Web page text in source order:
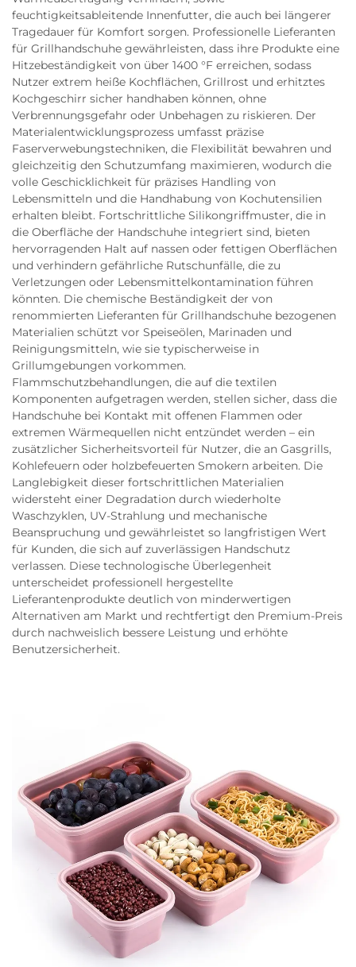
feuchtigkeitsableitende Innenfutter, die auch bei längerer
Tragedauer für Komfort sorgen. Professionelle Lieferanten
für Grillhandschuhe gewährleisten, dass ihre Produkte eine
Hitzebeständigkeit von über 1400 °F erreichen, sodass
Nutzer extrem heiße Kochflächen, Grillrost und erhitztes
Kochgeschirr sicher handhaben können, ohne
Verbrennungsgefahr oder Unbehagen zu riskieren. Der
Materialentwicklungsprozess umfasst präzise
Faserverwebungstechniken, die Flexibilität bewahren und
gleichzeitig den Schutzumfang maximieren, wodurch die
volle Geschicklichkeit für präzises Handling von
Lebensmitteln und die Handhabung von Kochutensilien
erhalten bleibt. Fortschrittliche Silikongriffmuster, die in
die Oberfläche der Handschuhe integriert sind, bieten
hervorragenden Halt auf nassen oder fettigen Oberflächen
und verhindern gefährliche Rutschunfälle, die zu
Verletzungen oder Lebensmittelkontamination führen
könnten. Die chemische Beständigkeit der von
renommierten Lieferanten für Grillhandschuhe bezogenen
Materialien schützt vor Speiseölen, Marinaden und
Reinigungsmitteln, wie sie typischerweise in
Grillumgebungen vorkommen.
Flammschutzbehandlungen, die auf die textilen
Komponenten aufgetragen werden, stellen sicher, dass die
Handschuhe bei Kontakt mit offenen Flammen oder
extremen Wärmequellen nicht entzündet werden – ein
zusätzlicher Sicherheitsvorteil für Nutzer, die an Gasgrills,
Kohlefeuern oder holzbefeuerten Smokern arbeiten. Die
Langlebigkeit dieser fortschrittlichen Materialien
widersteht einer Degradation durch wiederholte
Waschzyklen, UV-Strahlung und mechanische
Beanspruchung und gewährleistet so langfristigen Wert
für Kunden, die sich auf zuverlässigen Handschutz
verlassen. Diese technologische Überlegenheit
unterscheidet professionell hergestellte
Lieferantenprodukte deutlich von minderwertigen
Alternativen am Markt und rechtfertigt den Premium-Preis
durch nachweislich bessere Leistung und erhöhte
Benutzersicherheit.